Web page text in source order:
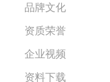
品牌文化
资质荣誉
企业视频
资料下载